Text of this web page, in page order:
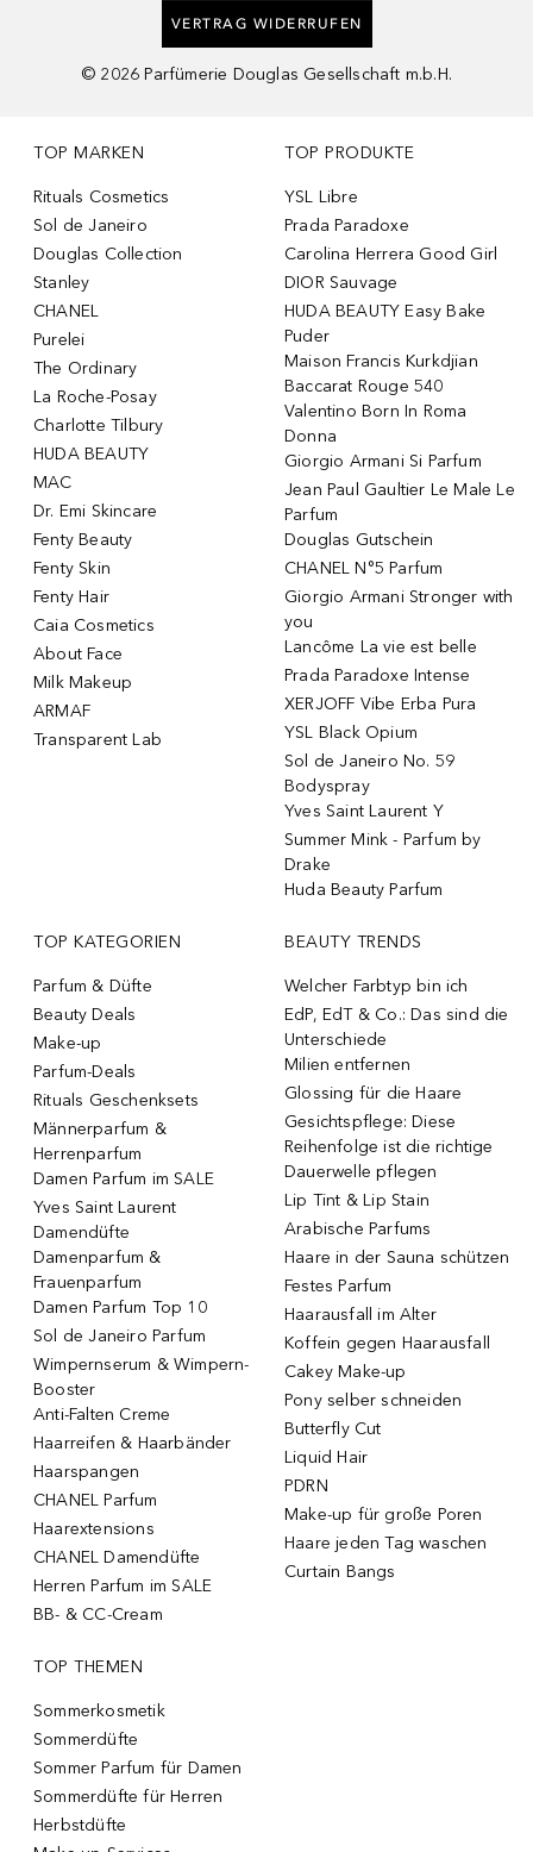
VERTRAG WIDERRUFEN
© 2026 Parfümerie Douglas Gesellschaft m.b.H.
TOP MARKEN
Rituals Cosmetics
Sol de Janeiro
Douglas Collection
Stanley
CHANEL
Purelei
The Ordinary
La Roche-Posay
Charlotte Tilbury
HUDA BEAUTY
MAC
Dr. Emi Skincare
Fenty Beauty
Fenty Skin
Fenty Hair
Caia Cosmetics
About Face
Milk Makeup
ARMAF
Transparent Lab
TOP PRODUKTE
YSL Libre
Prada Paradoxe
Carolina Herrera Good Girl
DIOR Sauvage
HUDA BEAUTY Easy Bake
Puder
Maison Francis Kurkdjian
Baccarat Rouge 540
Valentino Born In Roma
Donna
Giorgio Armani Si Parfum
Jean Paul Gaultier Le Male Le
Parfum
Douglas Gutschein
CHANEL N°5 Parfum
Giorgio Armani Stronger with
you
Lancôme La vie est belle
Prada Paradoxe Intense
XERJOFF Vibe Erba Pura
YSL Black Opium
Sol de Janeiro No. 59
Bodyspray
Yves Saint Laurent Y
Summer Mink - Parfum by
Drake
Huda Beauty Parfum
TOP KATEGORIEN
Parfum & Düfte
Beauty Deals
Make-up
Parfum-Deals
Rituals Geschenksets
Männerparfum &
Herrenparfum
Damen Parfum im SALE
Yves Saint Laurent
Damendüfte
Damenparfum &
Frauenparfum
Damen Parfum Top 10
Sol de Janeiro Parfum
Wimpernserum & Wimpern-
Booster
Anti-Falten Creme
Haarreifen & Haarbänder
Haarspangen
CHANEL Parfum
Haarextensions
CHANEL Damendüfte
Herren Parfum im SALE
BB- & CC-Cream
BEAUTY TRENDS
Welcher Farbtyp bin ich
EdP, EdT & Co.: Das sind die
Unterschiede
Milien entfernen
Glossing für die Haare
Gesichtspflege: Diese
Reihenfolge ist die richtige
Dauerwelle pflegen
Lip Tint & Lip Stain
Arabische Parfums
Haare in der Sauna schützen
Festes Parfum
Haarausfall im Alter
Koffein gegen Haarausfall
Cakey Make-up
Pony selber schneiden
Butterfly Cut
Liquid Hair
PDRN
Make-up für große Poren
Haare jeden Tag waschen
Curtain Bangs
TOP THEMEN
Sommerkosmetik
Sommerdüfte
Sommer Parfum für Damen
Sommerdüfte für Herren
Herbstdüfte